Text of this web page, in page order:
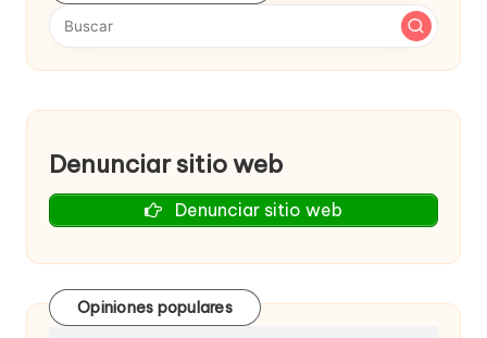
Denunciar sitio web
Denunciar sitio web
Opiniones populares